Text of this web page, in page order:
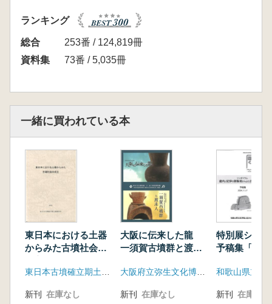
ランキング
総合
253番 / 124,819冊
資料集
73番 / 5,035冊
一緒に買われている本
東日本における土器
からみた古墳社会の
東日本古墳確立期土器検討会
新刊 在庫なし
大阪に伝来した龍
一須賀古墳群と渡来
大阪府立弥生文化博物館 大阪府立近つ飛鳥博物館
新刊 在庫なし
特別展シン
予稿集「畿
墳時代社会」
新刊 在庫なし